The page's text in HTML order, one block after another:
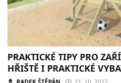
PRAKTICKÉ TIPY PRO
HŘIŠTĚ I PRAKTICKÉ